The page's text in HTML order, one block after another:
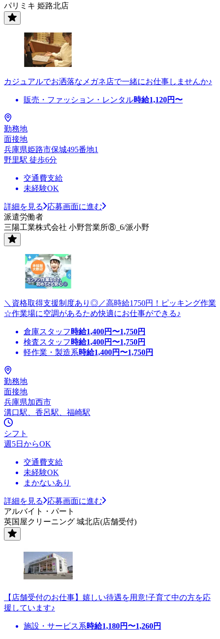
パリミキ 姫路北店
カジュアルでお洒落なメガネ店で一緒にお仕事しませんか♪
販売・ファッション・レンタル時給1,120円〜
勤務地
面接地
兵庫県姫路市保城495番地1
野里駅 徒歩6分
交通費支給
未経験OK
詳細を見る
応募画面に進む
派遣労働者
三陽工業株式会社 小野営業所⑧_6/派小野
＼資格取得支援制度あり◎／高時給1750円！ピッキング作業
☆作業場に空調があるため快適にお仕事ができる♪
倉庫スタッフ 時給1,400円〜1,750円
検査スタッフ 時給1,400円〜1,750円
軽作業・製造系時給1,400円〜1,750円
勤務地
面接地
兵庫県加西市
溝口駅、香呂駅、福崎駅
シフト
週5日からOK
交通費支給
未経験OK
まかないあり
詳細を見る
応募画面に進む
アルバイト・パート
英国屋クリーニング 城北店(店舗受付)
【店舗受付のお仕事】嬉しい待遇を用意!子育て中の方を応
援しています♪
施設・サービス系時給1,180円〜1,260円